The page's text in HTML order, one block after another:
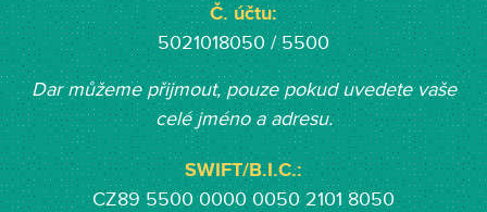
Č. účtu:
5021018050 / 5500
Dar můžeme přijmout, pouze pokud uvedete vaše
celé jméno a adresu.
SWIFT/B.I.C.:
CZ89 5500 0000 0050 2101 8050